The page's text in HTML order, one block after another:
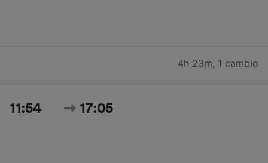
4h 23m, 1 cambio
11:54 17:05